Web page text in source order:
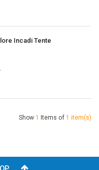
Incadi Tente
Show 1 Items of 1 item(s)